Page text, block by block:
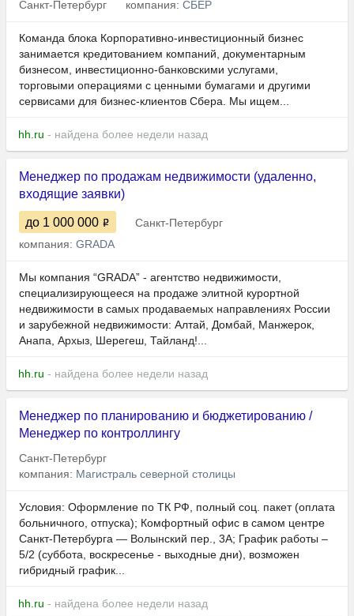
Санкт-Петербург компания: СБЕР
Команда блока Корпоративно-инвестиционный бизнес
занимается кредитованием компаний, документарным
бизнесом, инвестиционно-банковскими услугами,
торговыми операциями с ценными бумагами и другими
сервисами для бизнес-клиентов Сбера. Мы ищем...
hh.ru - найдена более недели назад
Менеджер по продажам недвижимости (удаленно,
входящие заявки)
до 1 000 000
Санкт-Петербург
компания: GRADA
Мы компания “GRADA” - агентство недвижимости,
специализирующееся на продаже элитной курортной
недвижимости в самых продаваемых направлениях России
и зарубежной недвижимости: Алтай, Домбай, Манжерок,
Анапа, Архыз, Шерегеш, Тайланд!...
hh.ru - найдена более недели назад
Менеджер по планированию и бюджетированию /
Менеджер по контроллингу
Санкт-Петербург
компания: Магистраль северной столицы
Условия: Оформление по ТК РФ, полный соц. пакет (оплата
больничного, отпуска); Комфортный офис в самом центре
Санкт-Петербурга — Волынский пер., 3А; График работы –
5/2 (суббота, воскресенье - выходные дни), возможен
гибридный график...
hh.ru - найдена более недели назад